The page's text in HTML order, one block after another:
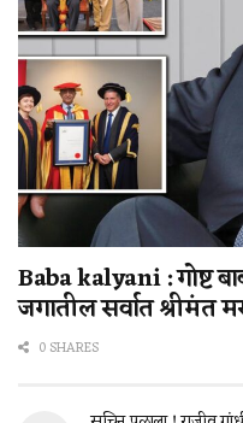
Baba kalyani : गोष्ट
जगातील सर्वात श्रीमंत
0 SHARES